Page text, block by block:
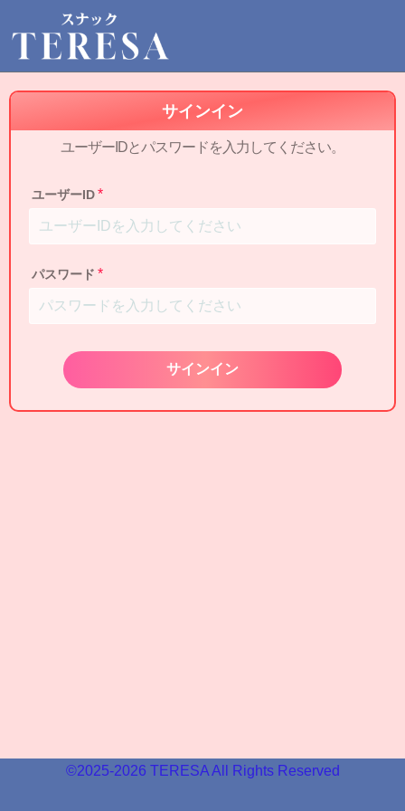
サインイン
ユーザーIDとパスワードを入力してください。
ユーザーID
パスワード
サインイン
©2025-2026 TERESAAll Rights Reserved